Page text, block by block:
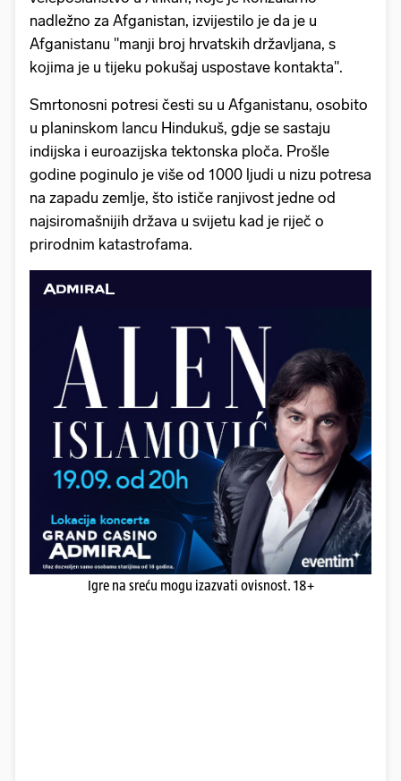
nadležno za Afganistan, izvijestilo je da je u
Afganistanu "manji broj hrvatskih državljana, s
kojima je u tijeku pokušaj uspostave kontakta".
Smrtonosni potresi česti su u Afganistanu, osobito
u planinskom lancu Hindukuš, gdje se sastaju
indijska i euroazijska tektonska ploča. Prošle
godine poginulo je više od 1000 ljudi u nizu potresa
na zapadu zemlje, što ističe ranjivost jedne od
najsiromašnijih država u svijetu kad je riječ o
prirodnim katastrofama.
Igre na sreću mogu izazvati ovisnost. 18+